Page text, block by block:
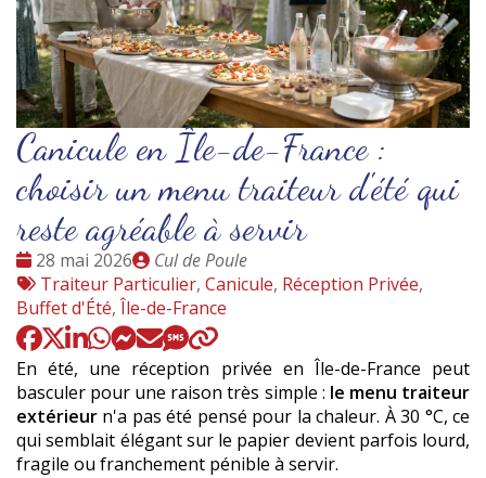
Canicule en Île-de-France :
choisir un menu traiteur d'été qui
reste agréable à servir
Date
:
28 mai 2026
Publié
par
Cul de Poule
Tags
:
Traiteur Particulier, Canicule, Réception Privée,
Buffet d'Été, Île-de-France
En été, une réception privée en Île-de-France peut
basculer pour une raison très simple : le menu traiteur
extérieur n'a pas été pensé pour la chaleur. À 30 °C, ce
qui semblait élégant sur le papier devient parfois lourd,
fragile ou franchement pénible à servir.